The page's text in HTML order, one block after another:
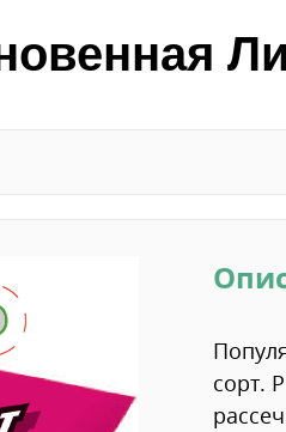
сорт.